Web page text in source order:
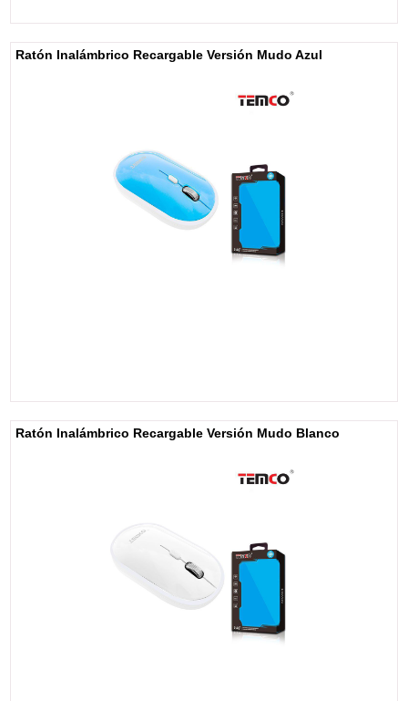
Ratón Inalámbrico Recargable Versión Mudo Azul
Ratón Inalámbrico Recargable Versión Mudo Blanco